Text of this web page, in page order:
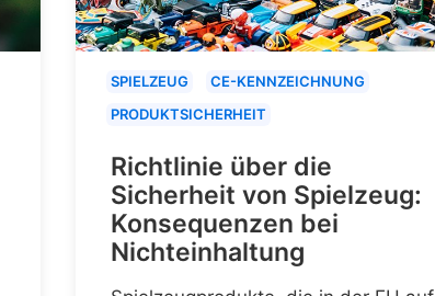
SPIELZEUG
CE-KENNZEICHNUNG
PRODUKTSICHERHEIT
Richtlinie über die
Sicherheit von Spielzeug:
Konsequenzen bei
Nichteinhaltung